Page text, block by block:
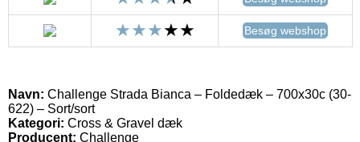
Besøg webshop
Navn: Challenge Strada Bianca – Foldedæk – 700x30c (30-
622) – Sort/sort
Kategori: Cross & Gravel dæk
Producent: Challenge